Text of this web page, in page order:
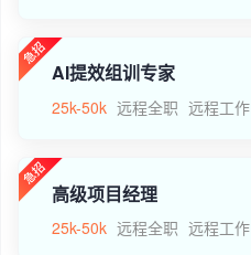
AI提效组训专家
25k-50k 远程全职 远程工作
高级项目经理
25k-50k 远程全职 远程工作